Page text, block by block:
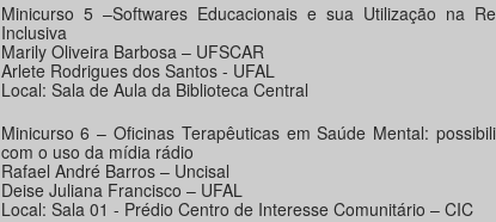
Minicurso 5 –Softwares Educacionais e sua Utilização na
Inclusiva
Marily Oliveira Barbosa – UFSCAR
Arlete Rodrigues dos Santos - UFAL
Local: Sala de Aula da Biblioteca Central
Minicurso 6 – Oficinas Terapêuticas em Saúde Mental:
com o uso da mídia rádio
Rafael André Barros – Uncisal
Deise Juliana Francisco – UFAL
Local: Sala 01 - Prédio Centro de Interesse Comunitário – CIC